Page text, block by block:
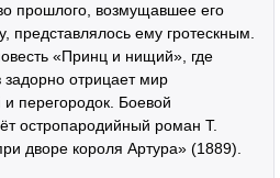
прошлого, возмущавшее его
представлялось ему гротескным.
«Принц и нищий», где
задорно отрицает мир
перегородок. Боевой
остропародийный роман Т.
дворе короля Артура» (1889).